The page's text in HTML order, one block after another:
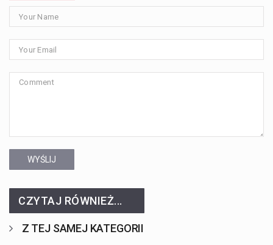
WYŚLIJ
CZYTAJ RÓWNIEŻ...
Z TEJ SAMEJ KATEGORII